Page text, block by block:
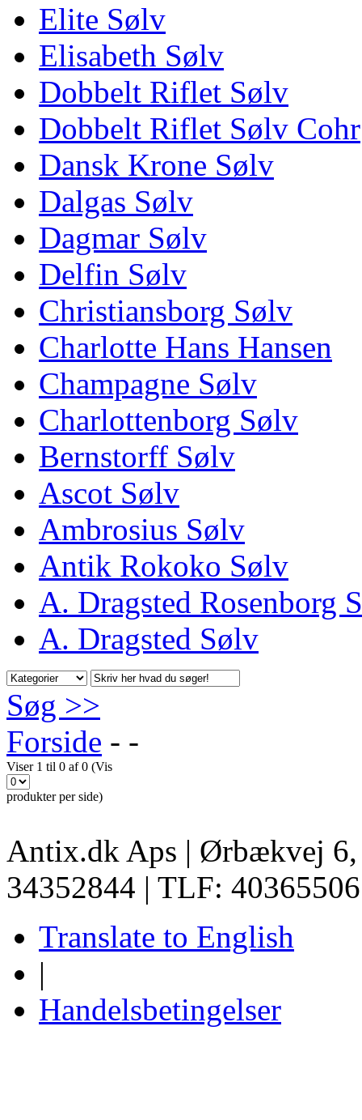
Elite Sølv
Elisabeth Sølv
Dobbelt Riflet Sølv
Dobbelt Riflet Sølv Cohr
Dansk Krone Sølv
Dalgas Sølv
Dagmar Sølv
Delfin Sølv
Christiansborg Sølv
Charlotte Hans Hansen
Champagne Sølv
Charlottenborg Sølv
Bernstorff Sølv
Ascot Sølv
Ambrosius Sølv
Antik Rokoko Sølv
A. Dragsted Rosenborg
A. Dragsted Sølv
Søg >>
Forside - -
Viser 1 til 0 af 0 (Vis
produkter per side)
Antix.dk Aps | Ørbækvej
34352844 | TLF:
Translate to English
|
Handelsbetingelser